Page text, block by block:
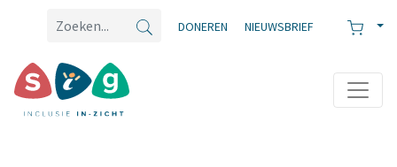
DONEREN NIEUWSBRIEF